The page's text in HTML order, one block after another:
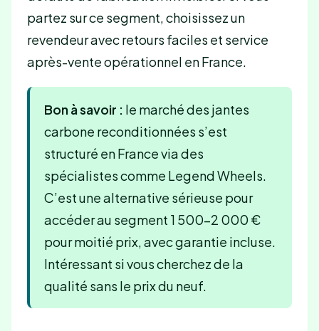
partez sur ce segment, choisissez un
revendeur avec retours faciles et service
après-vente opérationnel en France.
Bon à savoir : le marché des jantes
carbone reconditionnées s’est
structuré en France via des
spécialistes comme Legend Wheels.
C’est une alternative sérieuse pour
accéder au segment 1 500–2 000 €
pour moitié prix, avec garantie incluse.
Intéressant si vous cherchez de la
qualité sans le prix du neuf.